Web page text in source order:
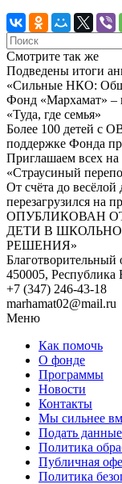
Смотрите так же
Подведены итоги
«Сильные НКО:
Фонд «Мархамат» –
«Туда, где семья»
Более 100 детей с
поддержке Фонда
Приглашаем всех
«Страусиный
От счёта до
перезагрузился на
ОПУБЛИКОВАН
ДЕТИ В
РЕШЕНИЯ»
Благотворительный
450005,
+7 (347) 246-43-18
marhamat02@mail.ru
Меню
Как помочь
О фонде
Программы
Новости
Контакты
Мы сильнее
Подать данные
Политика
Публичная
Политика